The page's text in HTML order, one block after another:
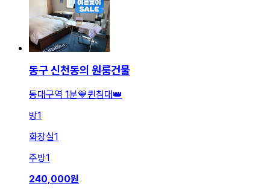
동구 신천동의 원룸건물
동대구역 1분💙퀸침대👑
방1
화장실1
주방1
240,000원